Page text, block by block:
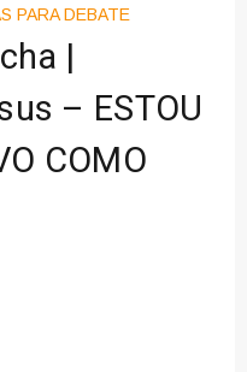
PARA DEBATE
|
– ESTOU
COMO